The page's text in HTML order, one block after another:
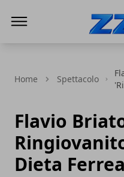
Home Spettacolo
Flavio
Dieta